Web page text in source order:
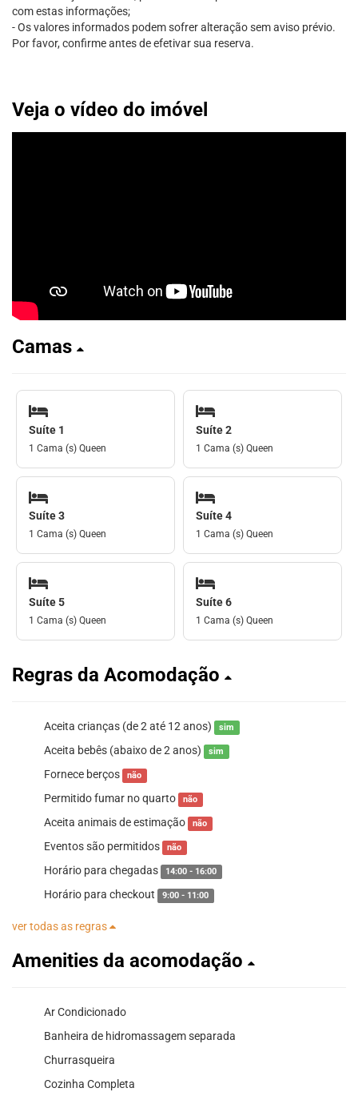
com estas informações;
- Os valores informados podem sofrer alteração sem aviso prévio.
Por favor, confirme antes de efetivar sua reserva.
Veja o vídeo do imóvel
Camas
Suíte 1
1 Cama (s) Queen
Suíte 2
1 Cama (s) Queen
Suíte 3
1 Cama (s) Queen
Suíte 4
1 Cama (s) Queen
Suíte 5
1 Cama (s) Queen
Suíte 6
1 Cama (s) Queen
Regras da Acomodação
Aceita crianças (de 2 até 12 anos) sim
Aceita bebês (abaixo de 2 anos) sim
Fornece berços não
Permitido fumar no quarto não
Aceita animais de estimação não
Eventos são permitidos não
Horário para chegadas 14:00 - 16:00
Horário para checkout 9:00 - 11:00
ver todas as regras
Amenities da acomodação
Ar Condicionado
Banheira de hidromassagem separada
Churrasqueira
Cozinha Completa